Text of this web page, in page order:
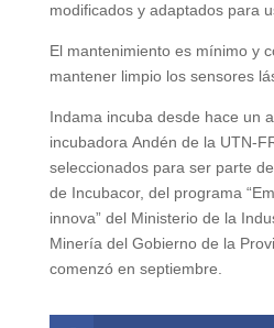
modificados y adaptados para
El mantenimiento es mínimo y
mantener limpio los sensores
Indama incuba desde hace un
incubadora Andén de la UTN-
seleccionados para ser parte
de Incubacor, del programa
innova” del Ministerio de la
Minería del Gobierno de la
comenzó en septiembre.